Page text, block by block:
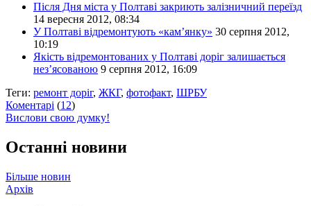
Після Дня міста у Полтаві закриють залізничний переїзд
14 вересня 2012, 08:34
У Полтаві відремонтують «кам’янку» 30 серпня 2012,
10:19
Якість відремонтованих у Полтаві доріг залишається
нез’ясованою 9 серпня 2012, 16:09
Теги: ремонт доріг, ЖКГ, фотофакт, ШРБУ
Коментарі (12)
Вислови свою думку!
Останні новини
Більше новин
Архів